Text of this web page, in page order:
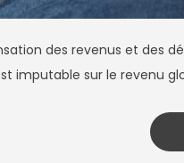
des revenus et des
sur le revenu